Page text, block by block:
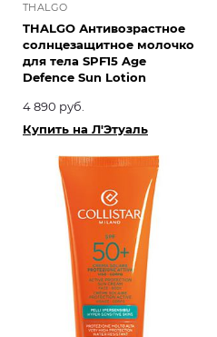
THALGO
THALGO Антивозрастное
солнцезащитное молочко
для тела SPF15 Age
Defence Sun Lotion
4 890 руб.
Купить на Л'Этуаль